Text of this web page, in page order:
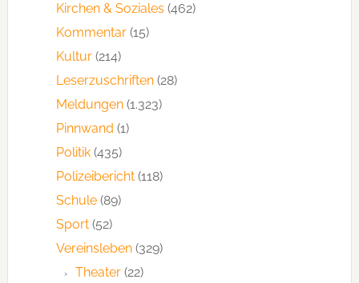
Kirchen & Soziales (462)
Kommentar(15)
Kultur(214)
Leserzuschriften(28)
Meldungen(1.323)
Pinnwand (1)
Politik(435)
Polizeibericht(118)
Schule(89)
Sport(52)
Vereinsleben(329)
Theater(22)